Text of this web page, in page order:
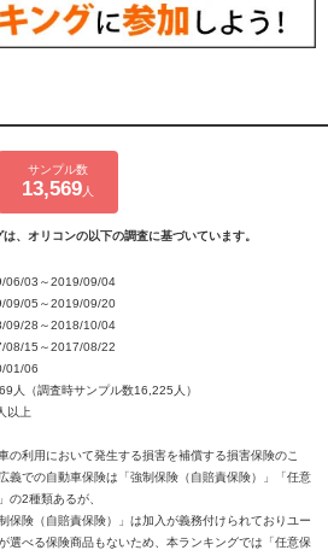
サンプル数
13,569人
、オリコンの以下の調査に基づいています。
06/03～2019/09/04
09/05～2019/09/20
09/28～2018/10/04
08/15～2017/08/22
01/06
人（調査時サンプル数16,225人）
以上
の利用において発生する損害を補償する損害保険のこ
義での自動車保険は「強制保険（自賠責保険）」「任意
の2種類あるが、
制保険（自賠責保険）」は加入が義務付けられておりユー
選べる保険商品もないため、本ランキングでは「任意保